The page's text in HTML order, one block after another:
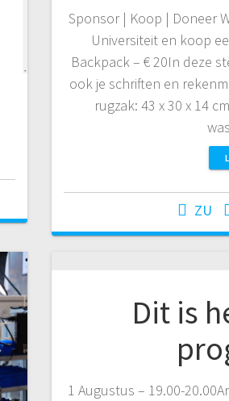
Sponsor | Koop | Doneer
Universiteit en koop
Backpack – € 20In deze
ook je schriften en
rugzak: 43 x 30 x 14
ZU
Dit is
1 Augustus – 19.00-